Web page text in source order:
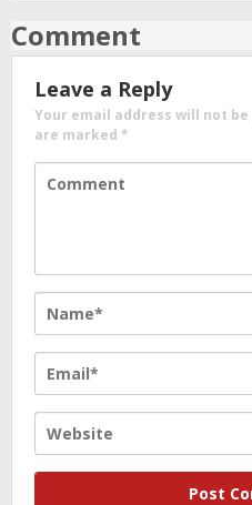
Comment
Leave a Reply
Your email address will not
are marked *